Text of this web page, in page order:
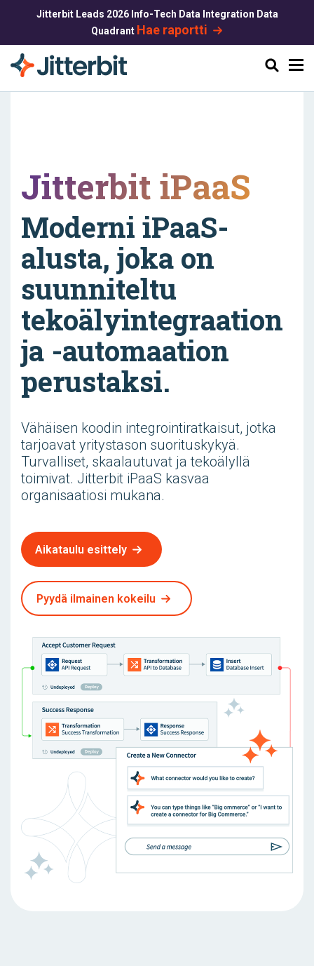
Haku
Jitterbit Leads 2026 Info-Tech Data Integration Data
Quadrant Hae raportti
Jitterbit iPaaS
Moderni iPaaS-
alusta, joka on
suunniteltu
tekoälyintegraation
ja -automaation
perustaksi.
Vähäisen koodin integrointiratkaisut, jotka
tarjoavat yritystason suorituskykyä.
Turvalliset, skaalautuvat ja tekoälyllä
toimivat. Jitterbit iPaaS kasvaa
organisaatiosi mukana.
Aikataulu esittely
Pyydä ilmainen kokeilu